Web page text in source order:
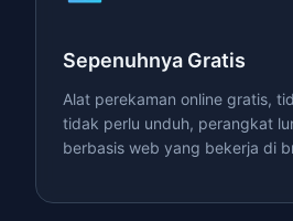
Sepenuhnya Gratis
Alat perekaman online gratis,
tidak perlu unduh, perangkat
berbasis web yang bekerja di